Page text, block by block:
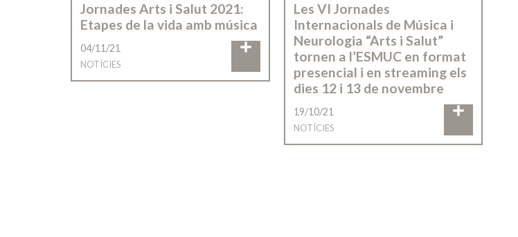
Jornades Arts i Salut 2021:
Etapes de la vida amb música
04/11/21
NOTÍCIES
Les VI Jornades
Internacionals de Música i
Neurologia “Arts i Salut”
tornen a l’ESMUC en format
presencial i en streaming els
dies 12 i 13 de novembre
19/10/21
NOTÍCIES